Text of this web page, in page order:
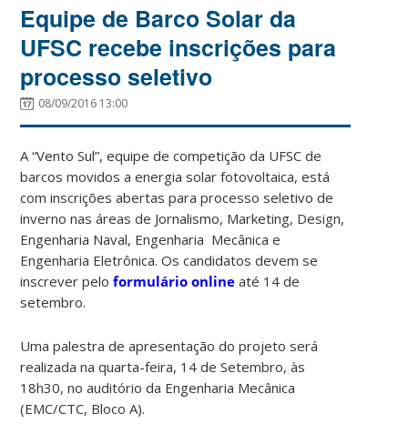
Equipe de Barco Solar da
UFSC recebe inscrições para
processo seletivo
08/09/2016 13:00
A “Vento Sul”, equipe de competição da UFSC de
barcos movidos a energia solar fotovoltaica, está
com inscrições abertas para processo seletivo de
inverno nas áreas de Jornalismo, Marketing, Design,
Engenharia Naval, Engenharia Mecânica e
Engenharia Eletrônica. Os candidatos devem se
inscrever peloformulário online até 14 de
setembro.
Uma palestra de apresentação do projeto será
realizada na quarta-feira, 14 de Setembro, às
18h30, no auditório da Engenharia Mecânica
(EMC/CTC, Bloco A).